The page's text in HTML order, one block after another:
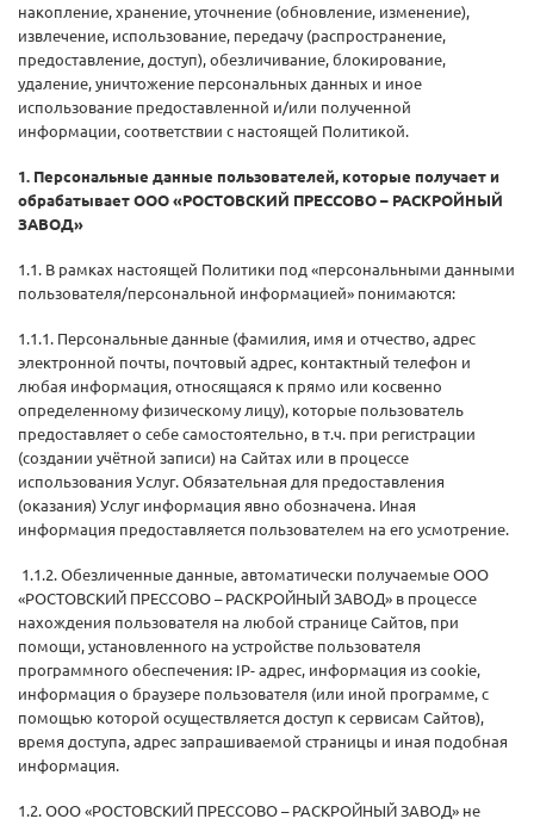
накопление, хранение, уточнение (обновление, изменение),
извлечение, использование, передачу (распространение,
предоставление, доступ), обезличивание, блокирование,
удаление, уничтожение персональных данных и иное
использование предоставленной и/или полученной
информации, соответствии с настоящей Политикой.
1. Персональные данные пользователей, которые получает и
обрабатываетООО «РОСТОВСКИЙ ПРЕССОВО – РАСКРОЙНЫЙ
ЗАВОД»
1.1. В рамках настоящей Политики под «персональными данными
пользователя/персональной информацией» понимаются:
1.1.1. Персональные данные (фамилия, имя и отчество, адрес
электронной почты, почтовый адрес, контактный телефон и
любая информация, относящаяся к прямо или косвенно
определенному физическому лицу), которые пользователь
предоставляет о себе самостоятельно, в т.ч. при регистрации
(создании учётной записи) на Сайтах или в процессе
использования Услуг. Обязательная для предоставления
(оказания) Услуг информация явно обозначена. Иная
информация предоставляется пользователем на его усмотрение.
1.1.2. Обезличенные данные, автоматически получаемые ООО
«РОСТОВСКИЙ ПРЕССОВО – РАСКРОЙНЫЙ ЗАВОД» в процессе
нахождения пользователя на любой странице Сайтов, при
помощи, установленного на устройстве пользователя
программного обеспечения: IP- адрес, информация из cookie,
информация о браузере пользователя (или иной программе, с
помощью которой осуществляется доступ к сервисам Сайтов),
время доступа, адрес запрашиваемой страницы и иная подобная
информация.
1.2. ООО «РОСТОВСКИЙ ПРЕССОВО – РАСКРОЙНЫЙ ЗАВОД» не